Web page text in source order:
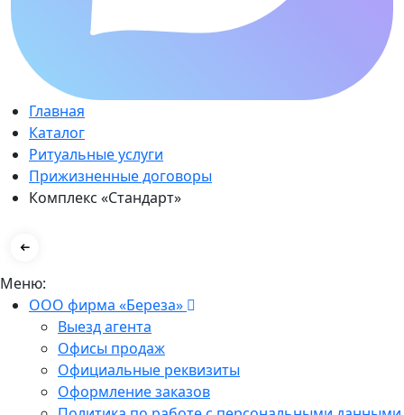
Меню:
ООО фирма «Береза»
Выезд агента
Офисы продаж
Официальные реквизиты
Оформление заказов
Главная
Каталог
Ритуальные услуги
Прижизненные договоры
Комплекс «Стандарт»